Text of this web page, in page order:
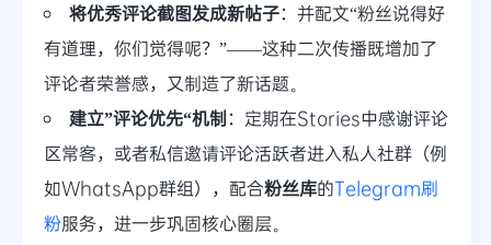
将优秀评论截图发成新帖子：并配文“粉丝说得好
有道理，你们觉得呢？”——这种二次传播既增加了
评论者荣誉感，又制造了新话题。
建立”评论优先“机制：定期在Stories中感谢评论
区常客，或者私信邀请评论活跃者进入私人社群（例
如WhatsApp群组），配合粉丝库的Telegram刷
粉服务，进一步巩固核心圈层。